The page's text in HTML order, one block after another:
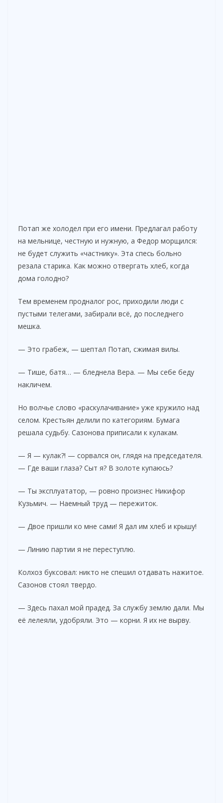
Потап же холодел при его имени. Предлагал работу
на мельнице, честную и нужную, а Федор морщился:
не будет служить «частнику». Эта спесь больно
резала старика. Как можно отвергать хлеб, когда
дома голодно?
Тем временем продналог рос, приходили люди с
пустыми телегами, забирали всё, до последнего
мешка.
— Это грабеж, — шептал Потап, сжимая вилы.
— Тише, батя… — бледнела Вера. — Мы себе беду
накличем.
Но волчье слово «раскулачивание» уже кружило над
селом. Крестьян делили по категориям. Бумага
решала судьбу. Сазонова приписали к кулакам.
— Я — кулак?! — сорвался он, глядя на председателя.
— Где ваши глаза? Сыт я? В золоте купаюсь?
— Ты эксплуататор, — ровно произнес Никифор
Кузьмич. — Наемный труд — пережиток.
— Двое пришли ко мне сами! Я дал им хлеб и крышу!
— Линию партии я не переступлю.
Колхоз буксовал: никто не спешил отдавать нажитое.
Сазонов стоял твердо.
— Здесь пахал мой прадед. За службу землю дали. Мы
её лелеяли, удобряли. Это — корни. Я их не вырву.